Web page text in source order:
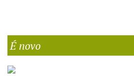
É novo